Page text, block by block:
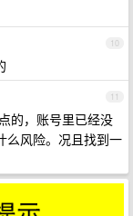
10
11
的，账号里已经没
么风险。况且找到一